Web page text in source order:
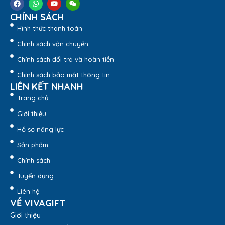
Bình nước nhựa thể thao Q010 có chất liệu nhựa trong suốt
được pha màu nên nhìn sang trọng, bắt mắt. Với công nghệ
sản xuất hiện đại, bình có độ hoàn thiện rất cao và rất thẩm
mỹ.
CHÍNH SÁCH
Hình thức thanh toán
Chính sách vận chuyển
Chính sách đổi trả và hoàn tiền
Chính sách bảo mật thông tin
LIÊN KẾT NHANH
Trang chủ
Giới thiệu
Hồ sơ năng lực
Sản phẩm
Chính sách
Tuyển dụng
Liên hệ
VỀ VIVAGIFT
Giới thiệu